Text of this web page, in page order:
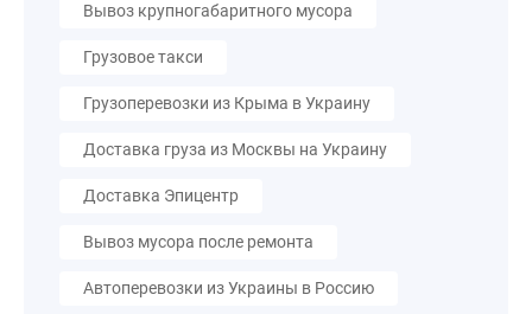
Вывоз крупногабаритного мусора
Грузовое такси
Грузоперевозки из Крыма в Украину
Доставка груза из Москвы на Украину
Доставка Эпицентр
Вывоз мусора после ремонта
Автоперевозки из Украины в Россию